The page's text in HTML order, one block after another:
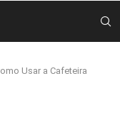
Usar a Cafeteira